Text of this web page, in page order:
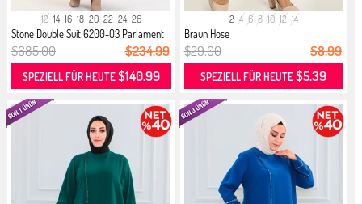
12 14 16 18 20 22 24 26
Stone Double Suit 6200-03 Parlament
$685.00 $234.99
SPEZIELL FÜR HEUTE$140.99
2 4 6 8 10 12 14
Braun Hose
$29.00 $8.99
SPEZIELL FÜR HEUTE$5.39